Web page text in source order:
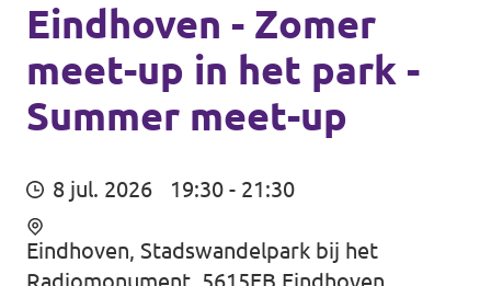
Volt Amsterdam
Volt Arnhem
Volt Delft
Afdelingen in de provincies
Standpunten
Over Volt
Mensen
Nieuws
Eindhoven - Zomer
meet-up in het park -
Summer meet-up
8 jul. 2026 19:30 - 21:30
Eindhoven, Stadswandelpark bij het